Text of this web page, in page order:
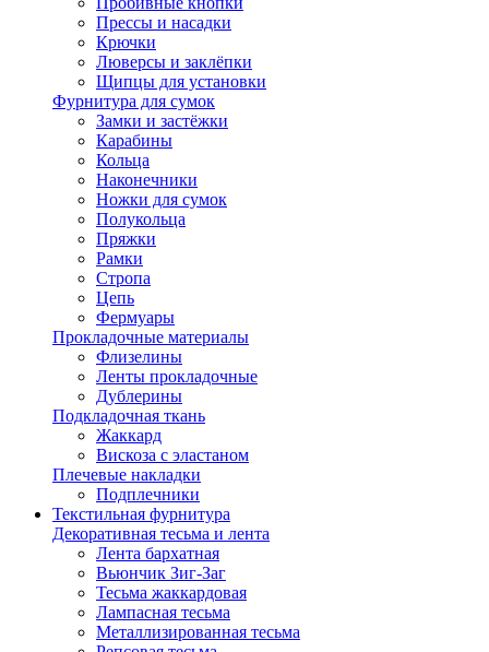
Прессы и насадки
Крючки
Люверсы и заклёпки
Щипцы для установки
Фурнитура для сумок
Замки и застёжки
Карабины
Кольца
Наконечники
Ножки для сумок
Полукольца
Пряжки
Рамки
Стропа
Цепь
Фермуары
Прокладочные материалы
Флизелины
Ленты прокладочные
Дублерины
Подкладочная ткань
Жаккард
Вискоза с эластаном
Плечевые накладки
Подплечники
Текстильная фурнитура
Декоративная тесьма и лента
Лента бархатная
Вьюнчик Зиг-Заг
Тесьма жаккардовая
Лампасная тесьма
Металлизированная тесьма